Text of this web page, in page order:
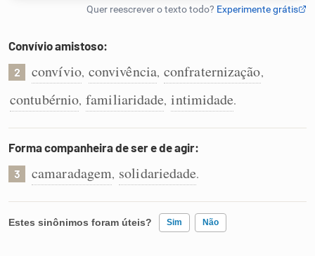
Conexões
Convívio amistoso:
2 convívio, convivência, confraternização,
contubérnio, familiaridade, intimidade.
Forma companheira de ser e de agir:
3 camaradagem, solidariedade.
Estes sinônimos foram úteis? Sim Não